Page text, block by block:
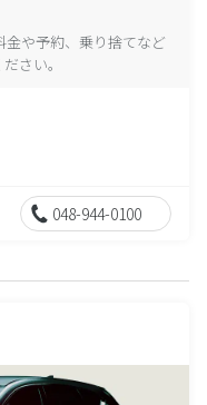
金や予約、乗り捨てなど
さい。
048-944-0100